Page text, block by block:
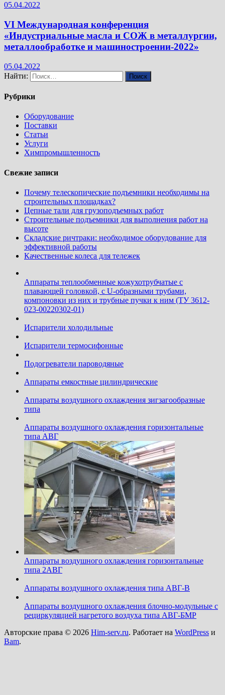
05.04.2022
VI Международная конференция
«Индустриальные масла и СОЖ в металлургии,
металлообработке и машиностроении-2022»
05.04.2022
Найти:
Рубрики
Оборудование
Поставки
Статьи
Услуги
Химпромышленность
Свежие записи
Почему телескопические подъемники необходимы на
строительных площадках?
Цепные тали для грузоподъемных работ
Строительные подъемники для выполнения работ на
высоте
Складские ричтраки: необходимое оборудование для
эффективной работы
Качественные колеса для тележек
Аппараты теплообменные кожухотрубчатые c
плавающей головкой, с U-образными трубами,
компоновки из них и трубные пучки к ним (ТУ 3612-
023-00220302-01)
Испарители холодильные
Испарители термосифонные
Подогреватели пароводяные
Аппараты емкостные цилиндрические
Аппараты воздушного охлаждения зигзагообразные
типа
Аппараты воздушного охлаждения горизонтальные
типа АВГ
Аппараты воздушного охлаждения горизонтальные
типа 2АВГ
Аппараты воздушного охлаждения типа АВГ-В
Аппараты воздушного охлаждения блочно-модульные с
рециркуляцией нагретого воздуха типа АВГ-БМР
Авторские права © 2026 Him-serv.ru. Работает на WordPress и
Bam.